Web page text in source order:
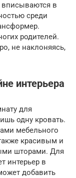
вписываются в
среди
родителей.
не наклоняясь,
интерьера
для
одну кровать.
мебельного
красивым и
шторами. Для
интерьер в
добавить